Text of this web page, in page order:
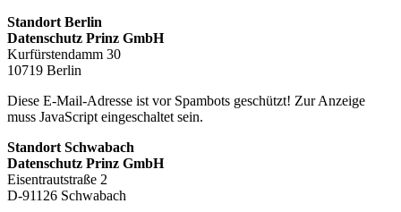
Standort Berlin
Datenschutz Prinz GmbH
Kurfürstendamm 30
10719 Berlin
Diese E-Mail-Adresse ist vor Spambots geschützt! Zur Anzeige
muss JavaScript eingeschaltet sein.
Standort Schwabach
Datenschutz Prinz GmbH
Eisentrautstraße 2
D-91126 Schwabach